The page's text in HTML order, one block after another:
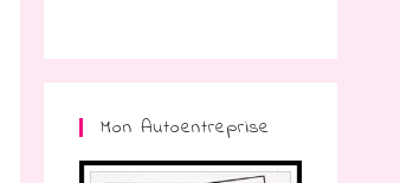
Mon Autoentreprise